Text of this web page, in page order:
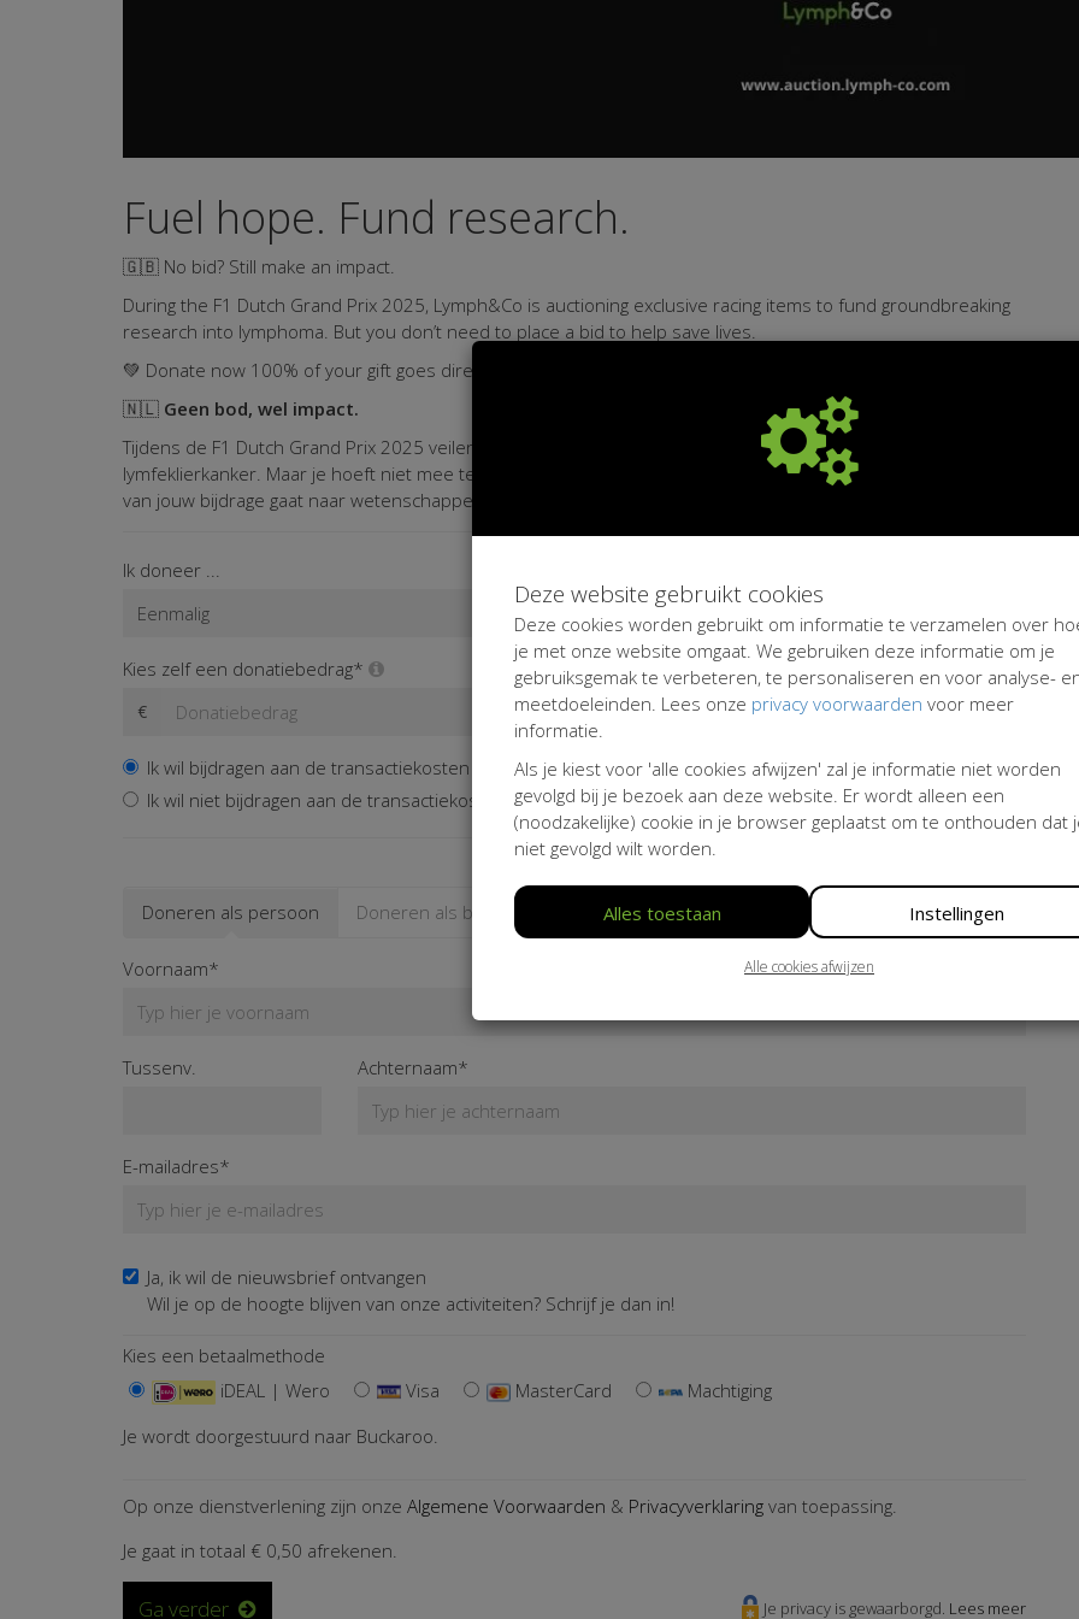
Fuel hope. Fund research.
🇬🇧 No bid? Still make an impact.
During the F1 Dutch Grand Prix 2025, Lymph&Co is auctioning exclusive racing items to fund groundbreaking
research into lymphoma. But you don’t need to place a bid to help save lives.
💚 Donate now 100% of your gift goes directly to research. For better treatments. For more tomorrows.
🇳🇱 Geen bod, wel impact.
Tijdens de F1 Dutch Grand Prix 2025 veilen we unieke items voor baanbrekend onderzoek naar
lymfeklierkanker. Maar je hoeft niet mee te bieden om verschil te maken. 💚 Doneer nu rechtstreeks.100%
van jouw bijdrage gaat naar wetenschappelijk onderzoek. Voor betere behandelingen. Voor betere levens.
Ik doneer ...
Kies zelf een donatiebedrag*
€
Of kies een vaak gekozen bedrag
€ 50 € 100 € 150 € 200
Ik wil bijdragen aan de transactiekosten en betaal € 0,50 extra
Ik wil niet bijdragen aan de transactiekosten
Doneren als persoon Doneren als bedrijf
Voornaam*
Tussenv. Achternaam*
E-mailadres*
Ja, ik wil de nieuwsbrief ontvangen
Wil je op de hoogte blijven van onze activiteiten? Schrijf je dan in!
Kies een betaalmethode
iDEAL | Wero
Visa MasterCard
Machtiging
Je wordt doorgestuurd naar Buckaroo.
Op onze dienstverlening zijn onze Algemene Voorwaarden & Privacyverklaring van toepassing.
Je gaat in totaal € 0,50 afrekenen.
Ga verder Je privacy is gewaarborgd. Lees meer
Deze website gebruikt cookies
Deze cookies worden gebruikt om informatie te verzamelen over
je met onze website omgaat. We gebruiken deze informatie om je
gebruiksgemak te verbeteren, te personaliseren en voor analyse-
meetdoeleinden. Lees onze privacy voorwaarden voor meer
informatie.
Als je kiest voor 'alle cookies afwijzen' zal je informatie niet worden
gevolgd bij je bezoek aan deze website. Er wordt alleen een
(noodzakelijke) cookie in je browser geplaatst om te onthouden dat
niet gevolgd wilt worden.
Alles toestaan Instellingen
Alle cookies afwijzen